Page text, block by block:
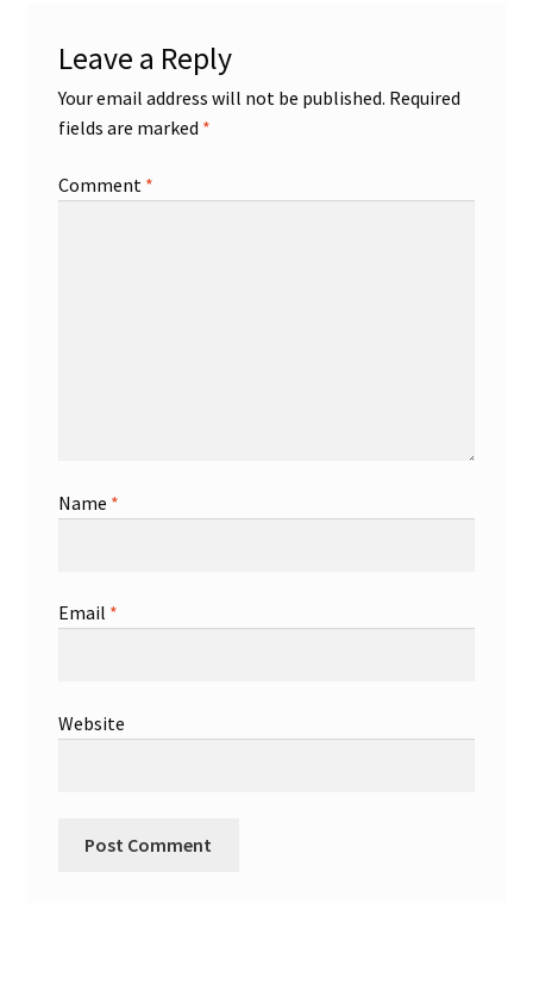
Leave a Reply
Your email address will not be published. Required
fields are marked *
Comment *
Name *
Email *
Website